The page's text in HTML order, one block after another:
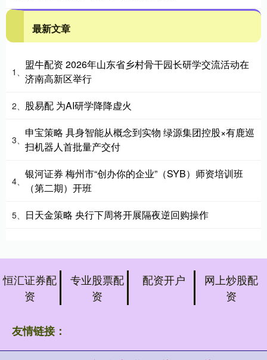
最新文章
1、
盟牛配资 2026年山东省乡村骨干园长研学交流活动在
济南高新区举行
2、 股易配 为AI研学降降虚火
3、
申宝策略 具身智能从概念到实物 绿源集团控股×有鹿巡
扫机器人首批量产交付
4、
银河证券 梅州市“创办你的企业”（SYB）师资培训班
（第二期）开班
5、 日天金策略 央行下周将开展隔夜逆回购操作
恒汇证券配
资
专业股票配
资
配资开户
网上炒股配
资
友情链接：